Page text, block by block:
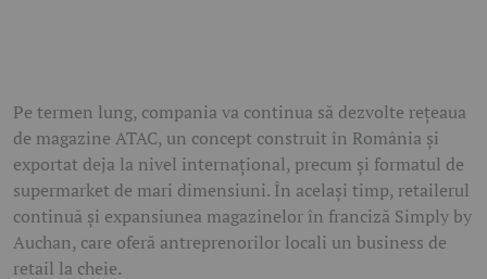
Pe termen lung, compania va continua să dezvolte rețeaua
de magazine ATAC, un concept construit în România și
exportat deja la nivel internațional, precum și formatul de
supermarket de mari dimensiuni. În același timp, retailerul
continuă și expansiunea magazinelor în franciză Simply by
Auchan, care oferă antreprenorilor locali un business de
retail la cheie.